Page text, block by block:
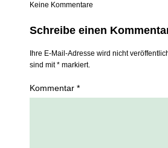
Keine Kommentare
Schreibe einen
Ihre E-Mail-Adresse wird nicht
sind mit * markiert.
Kommentar *